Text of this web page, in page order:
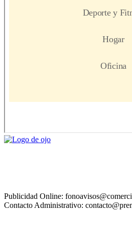
Publicidad Online:
Contacto Administrativo: